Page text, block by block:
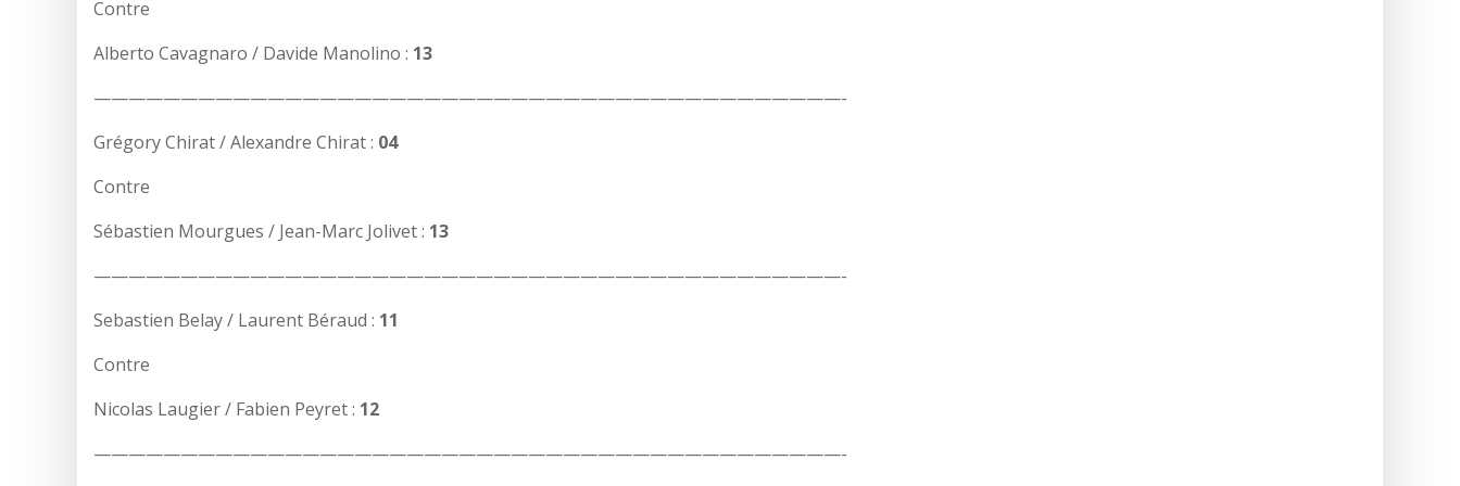
Contre
Alberto Cavagnaro / Davide Manolino : 13
———————————————————————————————————————————-
Grégory Chirat / Alexandre Chirat : 04
Contre
Sébastien Mourgues / Jean-Marc Jolivet : 13
———————————————————————————————————————————-
Sebastien Belay / Laurent Béraud : 11
Contre
Nicolas Laugier / Fabien Peyret : 12
———————————————————————————————————————————-